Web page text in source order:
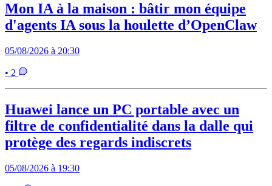
Mon IA à la maison : bâtir mon équipe
d'agents IA sous la houlette d’OpenClaw
05/08/2026 à 20:30
• 2
Huawei lance un PC portable avec un
filtre de confidentialité dans la dalle qui
protège des regards indiscrets
05/08/2026 à 19:30